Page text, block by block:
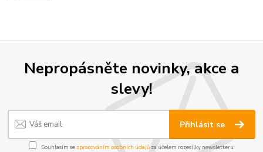
Nepropásněte novinky, akce a
slevy!
Přihlásit se
Souhlasím se zpracováním osobních údajůza účelem rozesílky newsletteru.